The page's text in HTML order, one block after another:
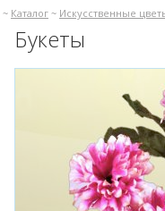
~ Каталог ~ Искусственные
Букеты